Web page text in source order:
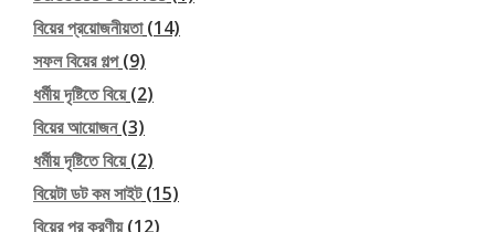
বিয়ের প্রয়োজনীয়তা(14)
সফল বিয়ের গল্প(9)
ধর্মীয় দৃষ্টিতে বিয়ে(2)
বিয়ের আয়োজন(3)
ধর্মীয় দৃষ্টিতে বিয়ে(2)
বিয়েটা ডট কম সাইট(15)
বিয়ের পর করণীয়(12)